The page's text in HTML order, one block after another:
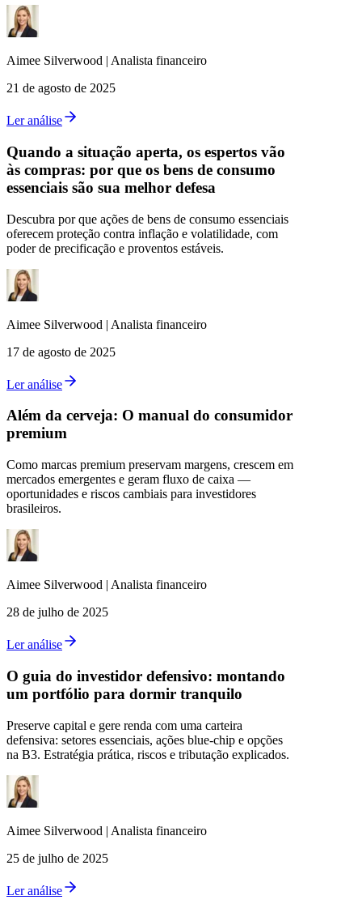
Aimee Silverwood | Analista financeiro
21 de agosto de 2025
Ler análise
Quando a situação aperta, os espertos vão
às compras: por que os bens de consumo
essenciais são sua melhor defesa
Descubra por que ações de bens de consumo essenciais
oferecem proteção contra inflação e volatilidade, com
poder de precificação e proventos estáveis.
Aimee Silverwood | Analista financeiro
17 de agosto de 2025
Ler análise
Além da cerveja: O manual do consumidor
premium
Como marcas premium preservam margens, crescem em
mercados emergentes e geram fluxo de caixa —
oportunidades e riscos cambiais para investidores
brasileiros.
Aimee Silverwood | Analista financeiro
28 de julho de 2025
Ler análise
O guia do investidor defensivo: montando
um portfólio para dormir tranquilo
Preserve capital e gere renda com uma carteira
defensiva: setores essenciais, ações blue‑chip e opções
na B3. Estratégia prática, riscos e tributação explicados.
Aimee Silverwood | Analista financeiro
25 de julho de 2025
Ler análise